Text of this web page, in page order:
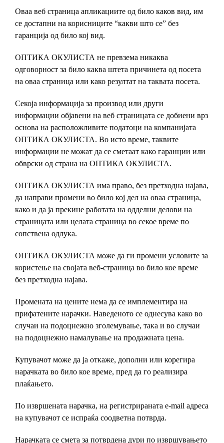
Оваа веб страница апликациите од било каков вид, им
се достапни на корисниците “какви што се” без
гаранција од било кој вид.
ОПТИКА ОКУЛИСТА не превзема никаква
одговорност за било каква штета причинета од посета
на оваа страница или како резултат на таквата посета.
Секоја информација за производ или други
информации објавени на веб страницата се добиени врз
основа на расположливите податоци на компанијата
ОПТИКА ОКУЛИСТА. Во исто време, таквите
информации не можат да се сметаат како гаранции или
обврски од страна на ОПТИКА ОКУЛИСТА.
ОПТИКА ОКУЛИСТА има право, без претходна најава,
да направи промени во било кој дел на оваа страница,
како и да ја прекине работата на одделни делови на
страницата или целата страница во секое време по
сопствена одлука.
ОПТИКА ОКУЛИСТА може да ги промени условите за
користење на својата веб-страница во било кое време
без претходна најава.
Промената на цените нема да се имплементира на
прифатените нарачки. Наведеното се однесува како во
случаи на подоцнежно зголемување, така и во случаи
на подоцнежно намалување на продажната цена.
Купувачот може да ја откаже, дополни или корегира
нарачката во било кое време, пред да го реализира
плаќањето.
По извршената нарачка, на регистрираната е-mail адреса
на купувачот се испраќа соодветна потврда.
Нарачката се смета за потврдена дури по извршувањето